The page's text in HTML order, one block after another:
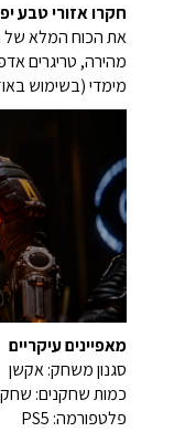
חקרו אזורי טבע
מהירה, טריגרים
מימדי (בשימוש
מאפיינים עיקריים
סגנון משחק: אקשן
כמות שחקנים:
פלטפורמה: PS5